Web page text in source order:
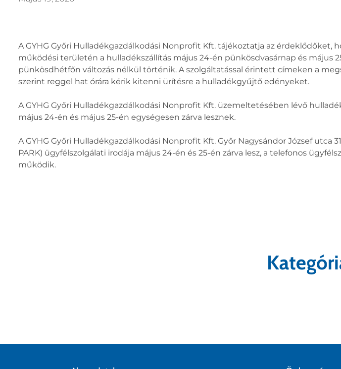
A GYHG Győri Hulladékgazdálkodási Nonprofit Kft. tájékoztatja az érdeklődőket,
működési területén a hulladékszállítás május 24-én pünkösdvasárnap és május
pünkösdhétfőn változás nélkül történik. A szolgáltatással érintett címeken a
szerint reggel hat órára kérik kitenni ürítésre a hulladékgyűjtő edényeket.
A GYHG Győri Hulladékgazdálkodási Nonprofit Kft. üzemeltetésében lévő
május 24-én és május 25-én egységesen zárva lesznek.
A GYHG Győri Hulladékgazdálkodási Nonprofit Kft. Győr Nagysándor József utca
PARK) ügyfélszolgálati irodája május 24-én és 25-én zárva lesz, a telefonos
működik.